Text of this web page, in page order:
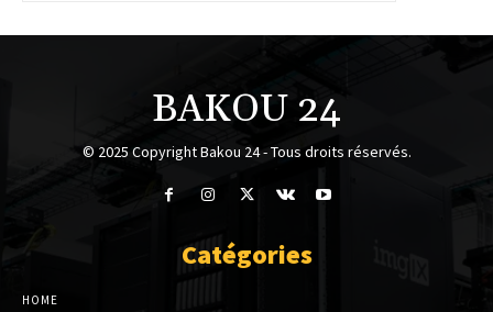
BAKOU 24
© 2025 Copyright Bakou 24 - Tous droits réservés.
Catégories
HOME